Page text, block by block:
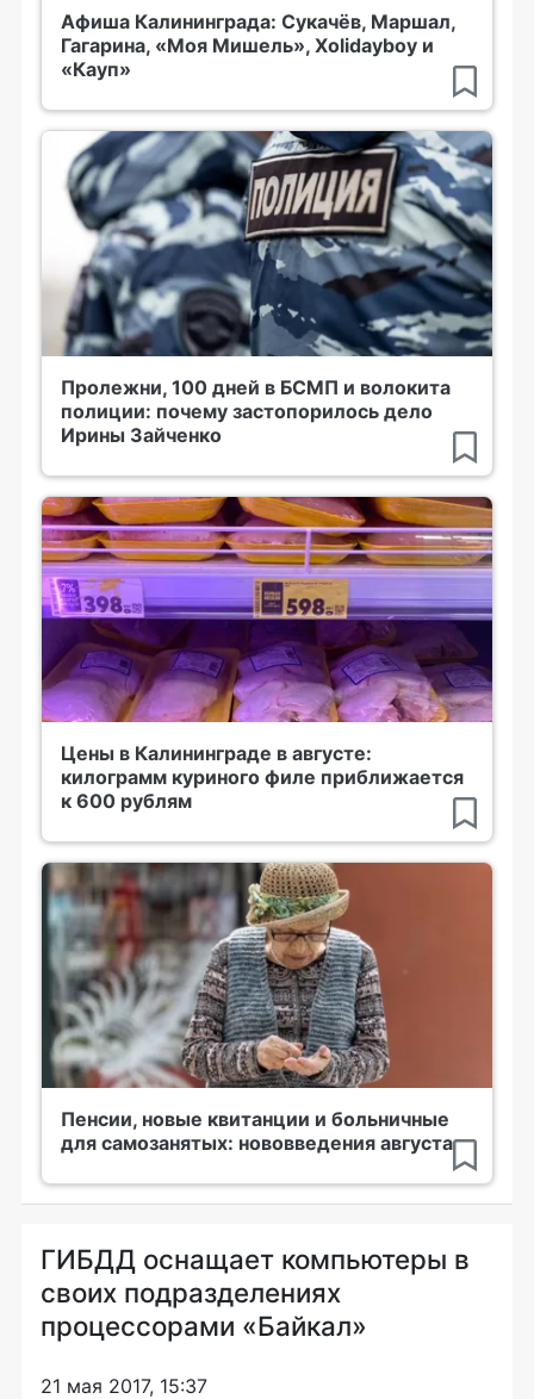
Афиша Калининграда: Сукачёв, Маршал,
Гагарина, «Моя Мишель», Xolidayboy и
«Кауп»
Пролежни, 100 дней в БСМП и волокита
полиции: почему застопорилось дело
Ирины Зайченко
Цены в Калининграде в августе:
килограмм куриного филе приближается
к 600 рублям
Пенсии, новые квитанции и больничные
для самозанятых: нововведения августа
ГИБДД оснащает компьютеры в
своих подразделениях
процессорами «Байкал»
21 мая 2017, 15:37